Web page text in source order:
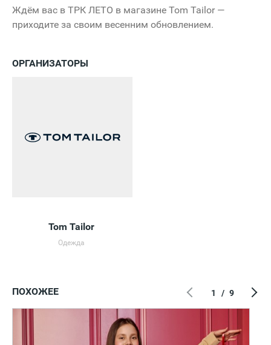
Ждём вас в ТРК ЛЕТО в магазине Tom Tailor —
приходите за своим весенним обновлением.
ОРГАНИЗАТОРЫ
Tom Tailor
Одежда
ПОХОЖЕЕ 1 / 9